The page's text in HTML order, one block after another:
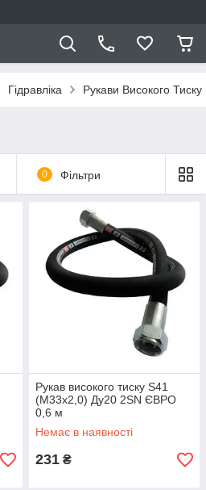
Гідравліка Рукави Високого
0 Фільтри
Рукав високого тиску S41
(М33х2,0) Ду20 2SN ЄВРО
0,6 м
Немає в наявності
231 ₴